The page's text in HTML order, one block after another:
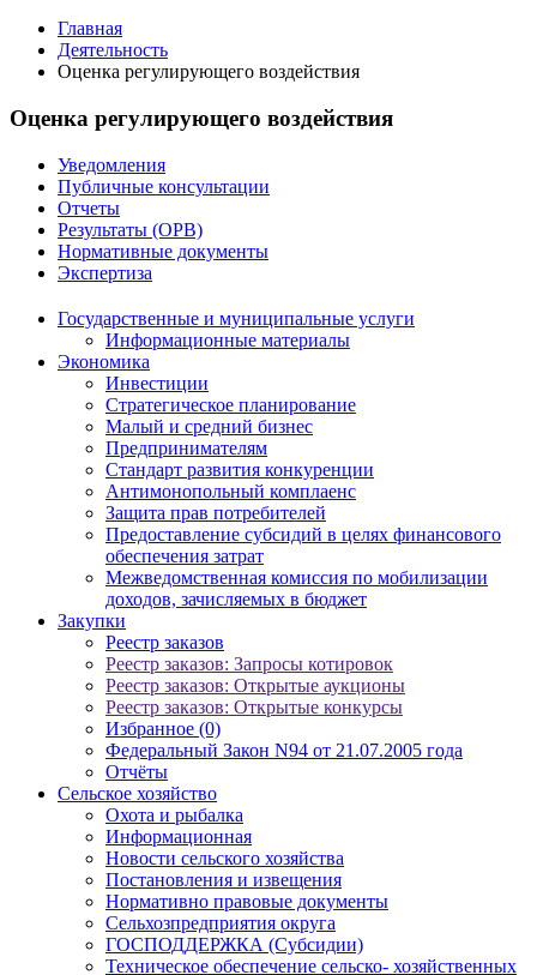
Главная
Деятельность
Оценка регулирующего воздействия
Оценка регулирующего воздействия
Уведомления
Публичные консультации
Отчеты
Результаты (ОРВ)
Нормативные документы
Экспертиза
Государственные и муниципальные услуги
Информационные материалы
Экономика
Инвестиции
Стратегическое планирование
Малый и средний бизнес
Предпринимателям
Стандарт развития конкуренции
Антимонопольный комплаенс
Защита прав потребителей
Предоставление субсидий в целях финансового
обеспечения затрат
Межведомственная комиссия по мобилизации
доходов, зачисляемых в бюджет
Закупки
Реестр заказов
Реестр заказов: Запросы котировок
Реестр заказов: Открытые аукционы
Реестр заказов: Открытые конкурсы
Избранное (0)
Федеральный Закон N94 от 21.07.2005 года
Отчёты
Сельское хозяйство
Охота и рыбалка
Информационная
Новости сельского хозяйства
Постановления и извещения
Нормативно правовые документы
Сельхозпредприятия округа
ГОСПОДДЕРЖКА (Субсидии)
Техническое обеспечение сельско- хозяйственных